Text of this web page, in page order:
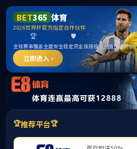
中国·必威(bw·西汉姆联)
website